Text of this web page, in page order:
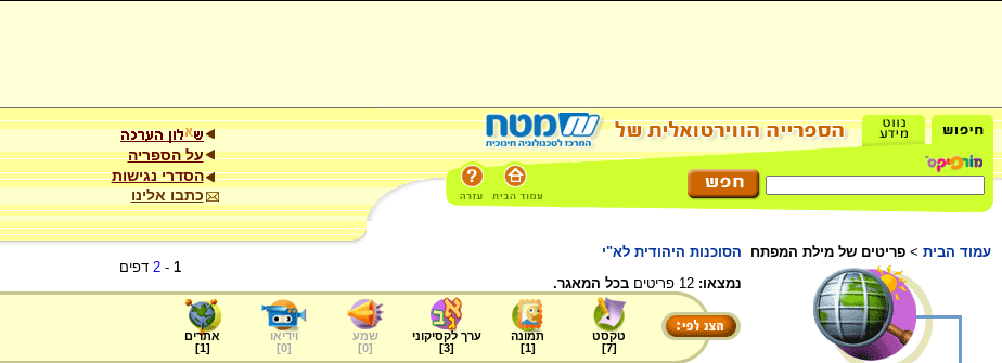
על הספריה
הסדרי נגישות
כתבו אלינו
עמוד הבית > פריטים של מילת המפתח הסוכנות היהודית לא"י
1
-
2 דפים
נמצאו:
בכל המאגר.
טקסט
[
7
]
תמונה
[
1
]
ערך לקסיקוני
[
3
]
שמע
[
0
]
וידיאו
[
0
]
אתרים
[
1
]